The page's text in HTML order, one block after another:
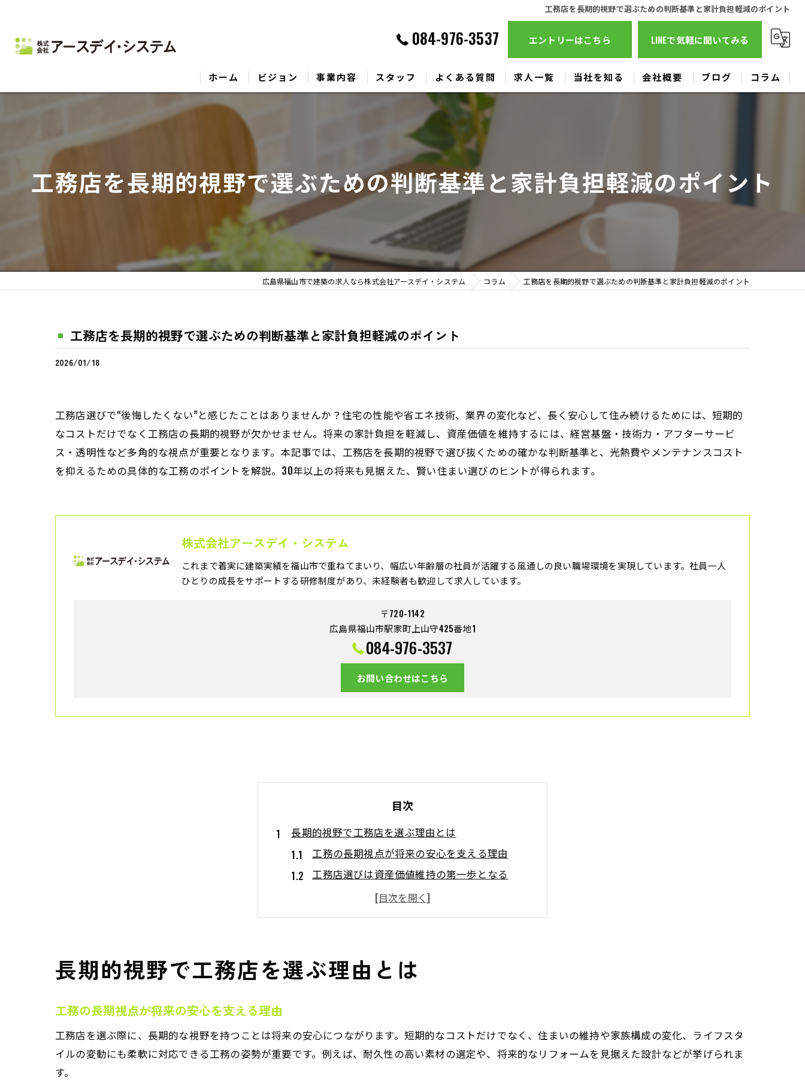
工務店を長期的視野で選ぶための判断基準と家計負担軽減のポイント
084-976-3537 エントリーはこちら LINEで気軽に聞いてみる
ホーム ビジョン 事業内容 スタッフ よくある質問 求人一覧 当社を知る
工務
会社概要 ブログ コラム
工務店を長期的視野で選ぶための判断基準と家計負担軽減のポイント
広島県福山市で建築の求人なら株式会社アースデイ・システム コラム 工務店を長期的視野で選ぶための判断基準と家計負担軽減のポイント
工務店を長期的視野で選ぶための判断基準と家計負担軽減のポイント
2026/01/18
工務店選びで“後悔したくない”と感じたことはありませんか？住宅の性能や省エネ技術、業界の変化など、長く安心して住み続けるためには、短期的
なコストだけでなく工務店の長期的視野が欠かせません。将来の家計負担を軽減し、資産価値を維持するには、経営基盤・技術力・アフターサービ
ス・透明性など多角的な視点が重要となります。本記事では、工務店を長期的視野で選び抜くための確かな判断基準と、光熱費やメンテナンスコスト
を抑えるための具体的な工務のポイントを解説。30年以上の将来も見据えた、賢い住まい選びのヒントが得られます。
株式会社アースデイ・システム
これまで着実に建築実績を福山市で重ねてまいり、幅広い年齢層の社員が活躍する風通しの良い職場環境を実現しています。社員一人
ひとりの成長をサポートする研修制度があり、未経験者も歓迎して求人しています。
〒720-1142
広島県福山市駅家町上山守425番地1
084-976-3537
お問い合わせはこちら
目次
長期的視野で工務店を選ぶ理由とは
工務の長期視点が将来の安心を支える理由
工務店選びは資産価値維持の第一歩となる
工務による家計負担軽減の重要なポイント
長期的工務視野が住宅性能を左右する背景
工務の視点から考える安心な住まい
工務の技術力が叶える安心な住まいづくり
工務店の経営基盤が暮らしの安心を約束する
長期工務視点で考えるメンテナンスの工夫
長期的視野で工務店を選ぶ理由とは
工務の長期視点が将来の安心を支える理由
工務店を選ぶ際に、長期的な視野を持つことは将来の安心につながります。短期的なコストだけでなく、住まいの維持や家族構成の変化、ライフスタ
イルの変動にも柔軟に対応できる工務の姿勢が重要です。例えば、耐久性の高い素材の選定や、将来的なリフォームを見据えた設計などが挙げられま
す。